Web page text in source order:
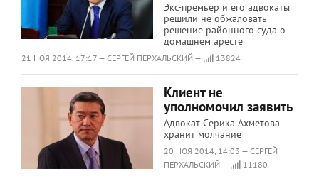
Экс-премьер и его адвокаты
решили не обжаловать
решение районного суда о
домашнем аресте
21 НОЯ 2014, 17:17 — СЕРГЕЙ ПЕРХАЛЬСКИЙ — 13824
Клиент не
уполномочил заявить
Адвокат Серика Ахметова
хранит молчание
20 НОЯ 2014, 14:03 — СЕРГЕЙ
ПЕРХАЛЬСКИЙ —
11180